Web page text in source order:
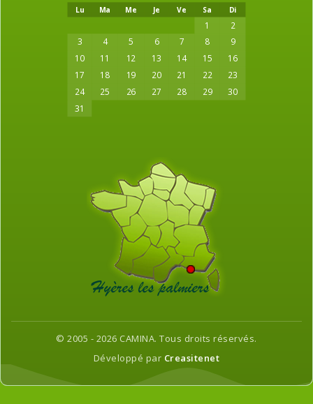
Lu Ma Me Je Ve Sa Di
1
2
3
4 5 6 7 8
9
10
11 12 13 14 15 16
17 18 19 20 21 22 23
24 25 26 27 28 29
30
31
© 2005 - 2026 CAMINA. Tous droits réservés.
Développé par Creasitenet